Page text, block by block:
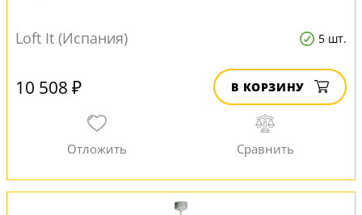
Loft It (Испания) 5 шт.
10 508 ₽ В КОРЗИНУ